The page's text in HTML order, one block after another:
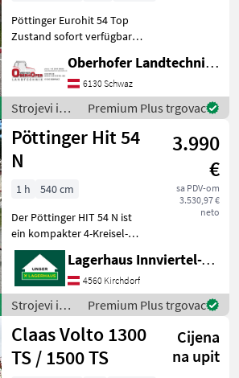
Pöttinger Eurohit 54 Top
Zustand sofort verfügbar
mechanische
Grenzzetteinrichtung
gepflegter Zustand 4
Kreisel mit jeweils 6 Armen
Zinkenv
Oberhofer Landtechnik GmbH
6130 Schwaz
Strojevi i
oprema za
travu i
baliranje /
Pöttinger
Premium Plus trgovac
Pöttinger Hit 54
N
3.990
€
sa PDV-om
3.530,97 €
neto
1 h
540 cm
Der Pöttinger HIT 54 N ist
ein kompakter 4-Kreisel-
Zettwender, der speziell für
mittelgroße Betriebe und
Hanglagen entwickelt
wurde.Hier sind die
wichtigsten technis
Lagerhaus Innviertel-Traunviertel-Urfahr eGen, Kirchdorf
4560 Kirchdorf
Strojevi i
oprema za
travu i
baliranje /
Pöttinger
Premium Plus trgovac
Claas Volto 1300
TS / 1500 TS
Cijena
na upit